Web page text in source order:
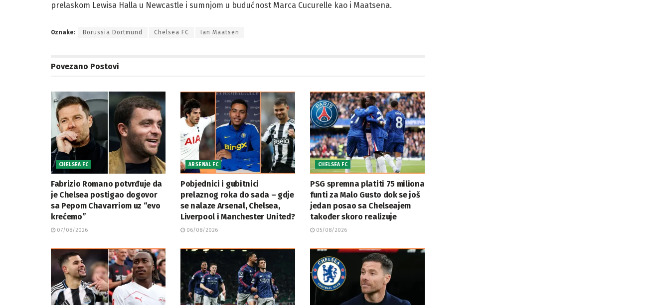
prelaskom Lewisa Halla u Newcastle i sumnjom u budućnost Marca Cucurelle kao i Maatsena.
Oznake: Borussia Dortmund Chelsea FC Ian Maatsen
Povezano Postovi
CHELSEA FC
Fabrizio Romano potvrđuje da
je Chelsea postigao dogovor
sa Pepom Chavarriom uz “evo
krećemo”
07/08/2026
ARSENAL FC
Pobjednici i gubitnici
prelaznog roka do sada – gdje
se nalaze Arsenal, Chelsea,
Liverpool i Manchester United?
06/08/2026
CHELSEA FC
PSG spremna platiti 75 miliona
funti za Malo Gusto dok se još
jedan posao sa Chelseajem
također skoro realizuje
05/08/2026